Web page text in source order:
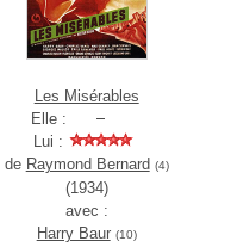
Les Misérables
Elle :
Lui :
de Raymond Bernard (4)
(1934)
avec :
Harry Baur (10)